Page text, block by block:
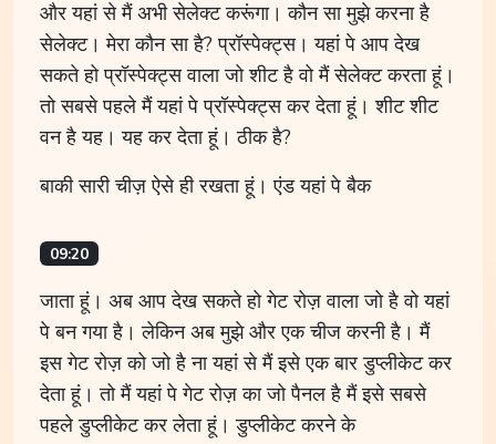
और यहां से मैं अभी सेलेक्ट करूंगा। कौन सा मुझे करना है
सेलेक्ट। मेरा कौन सा है? प्रॉस्पेक्ट्स। यहां पे आप देख
सकते हो प्रॉस्पेक्ट्स वाला जो शीट है वो मैं सेलेक्ट करता हूं।
तो सबसे पहले मैं यहां पे प्रॉस्पेक्ट्स कर देता हूं। शीट शीट
वन है यह। यह कर देता हूं। ठीक है?
बाकी सारी चीज़ ऐसे ही रखता हूं। एंड यहां पे बैक
09:20
जाता हूं। अब आप देख सकते हो गेट रोज़ वाला जो है वो यहां
पे बन गया है। लेकिन अब मुझे और एक चीज करनी है। मैं
इस गेट रोज़ को जो है ना यहां से मैं इसे एक बार डुप्लीकेट कर
देता हूं। तो मैं यहां पे गेट रोज़ का जो पैनल है मैं इसे सबसे
पहले डुप्लीकेट कर लेता हूं। डुप्लीकेट करने के